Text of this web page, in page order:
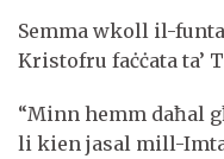
Semma wkoll il-
Kristofru faċċata ta’
“Minn hemm daħal
li kien jasal mill-